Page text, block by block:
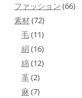
ファッション (66)
素材(72)
毛(11)
絹(16)
綿(12)
革(2)
麻 (7)